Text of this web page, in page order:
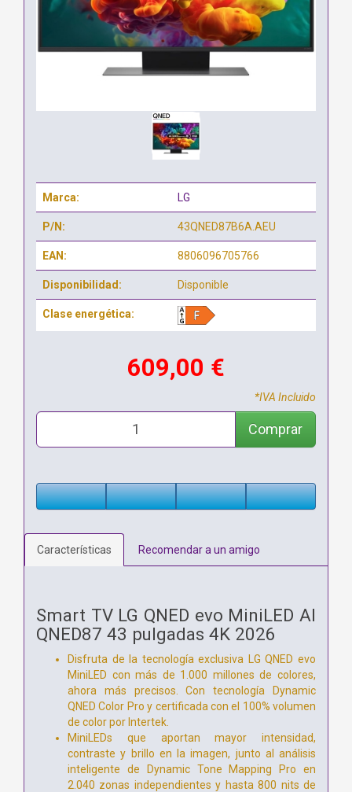
Marca: LG
P/N: 43QNED87B6A.AEU
EAN: 8806096705766
Disponibilidad: Disponible
Clase energética:
609,00 €
*IVA Incluido
Comprar
Características Recomendar a un amigo
Smart TV LG QNED evo MiniLED AI
QNED87 43 pulgadas 4K 2026
Disfruta de la tecnología exclusiva LG QNED evo
MiniLED con más de 1.000 millones de colores,
ahora más precisos. Con tecnología Dynamic
QNED Color Pro y certificada con el 100% volumen
de color por Intertek.
MiniLEDs que aportan mayor intensidad,
contraste y brillo en la imagen, junto al análisis
inteligente de Dynamic Tone Mapping Pro en
2.040 zonas independientes y hasta 800 nits de